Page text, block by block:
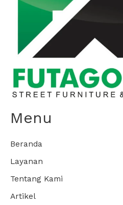
Menu
Beranda
Layanan
Tentang Kami
Artikel